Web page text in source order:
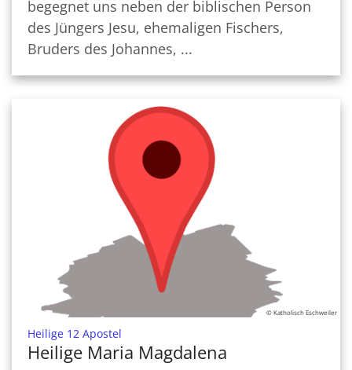
begegnet uns neben der biblischen Person
des Jüngers Jesu, ehemaligen Fischers,
Bruders des Johannes, ...
© Katholisch Eschweiler
Heilige 12 Apostel
Heilige Maria Magdalena